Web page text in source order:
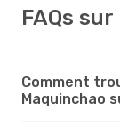
FAQs
Comment
Maquinchao